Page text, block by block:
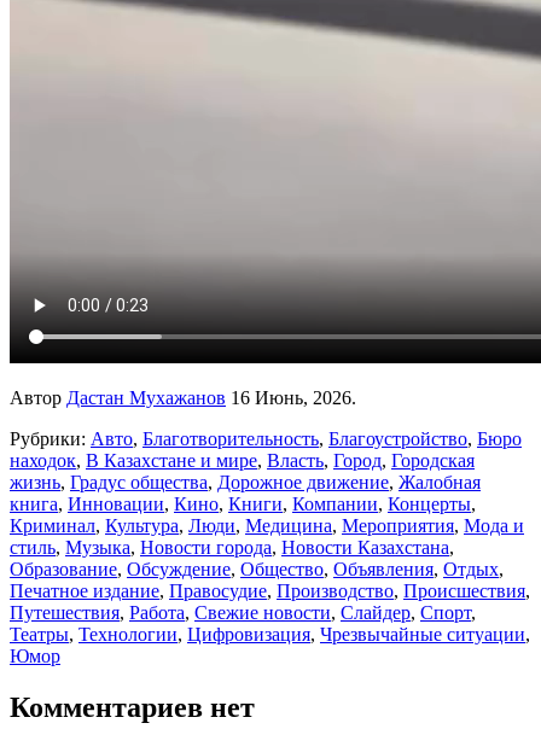
Автор Дастан Мухажанов 16 Июнь, 2026.
Рубрики: Авто, Благотворительность, Благоустройство, Бюро
находок, В Казахстане и мире, Власть, Город, Городская
жизнь, Градус общества, Дорожное движение, Жалобная
книга, Инновации, Кино, Книги, Компании, Концерты,
Криминал, Культура, Люди, Медицина, Мероприятия, Мода и
стиль, Музыка, Новости города, Новости Казахстана,
Образование, Обсуждение, Общество, Объявления, Отдых,
Печатное издание, Правосудие, Производство, Происшествия,
Путешествия, Работа, Свежие новости, Слайдер, Спорт,
Театры, Технологии, Цифровизация, Чрезвычайные ситуации,
Юмор
Комментариев нет